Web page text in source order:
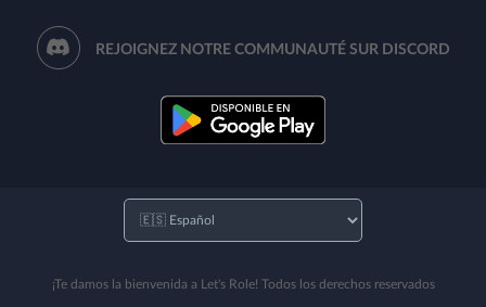
REJOIGNEZ NOTRE COMMUNAUTÉ SUR DISCORD
¡Te damos la bienvenida a Let's Role! Todos los derechos reservados